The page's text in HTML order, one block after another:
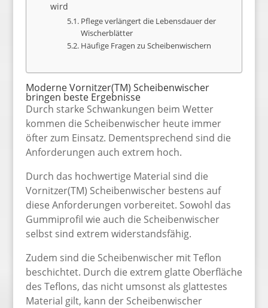
wird
Pflege verlängert die Lebensdauer der
Wischerblätter
Häufige Fragen zu Scheibenwischern
Moderne Vornitzer(TM) Scheibenwischer
bringen beste Ergebnisse
Durch starke Schwankungen beim Wetter
kommen die Scheibenwischer heute immer
öfter zum Einsatz. Dementsprechend sind die
Anforderungen auch extrem hoch.
Durch das hochwertige Material sind die
Vornitzer(TM) Scheibenwischer bestens auf
diese Anforderungen vorbereitet. Sowohl das
Gummiprofil wie auch die Scheibenwischer
selbst sind extrem widerstandsfähig.
Zudem sind die Scheibenwischer mit Teflon
beschichtet. Durch die extrem glatte Oberfläche
des Teflons, das nicht umsonst als glattestes
Material gilt, kann der Scheibenwischer